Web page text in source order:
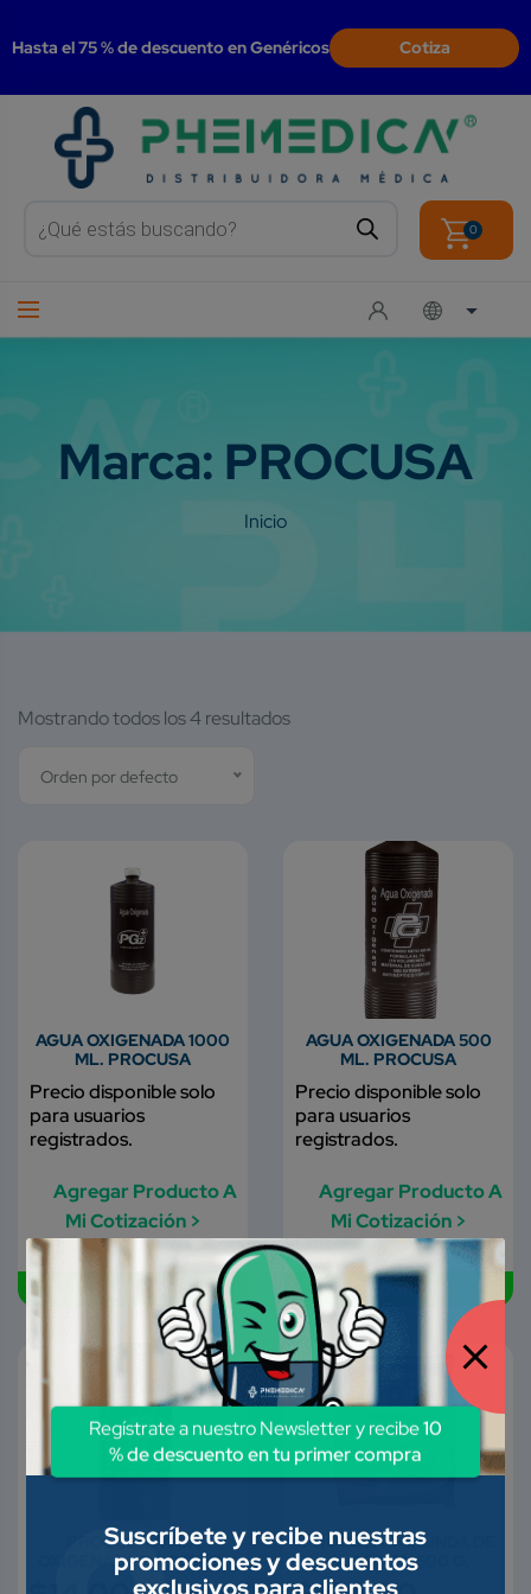
Hasta el 75 % de descuento en Genéricos Cotiza
search 0
Marca: PROCUSA
Mostrando todos los 4 resultados
Orden por defecto
AGUA OXIGENADA 1000
ML. PROCUSA
Precio disponible solo
para usuarios
registrados.
Agregar Producto A
Mi Cotización >
Disponible
AGUA OXIGENADA 500
ML. PROCUSA
Precio disponible solo
para usuarios
registrados.
Agregar Producto A
Mi Cotización >
PROCUSA AGUA
OXIGENADA PG 250 ML
PROCUSA TORUNDA DE
ALGODON 500 G.
Suscríbete y recibe nuestras
promociones y descuentos
Regístrate a nuestro Newsletter y recibe10
% de descuento en tu primer compra